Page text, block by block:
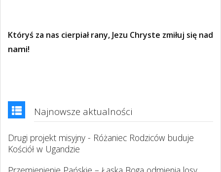
Któryś za nas cierpiał rany, Jezu Chryste zmiłuj się nad
nami!
Najnowsze aktualności
Drugi projekt misyjny - Różaniec Rodziców buduje
Kościół w Ugandzie